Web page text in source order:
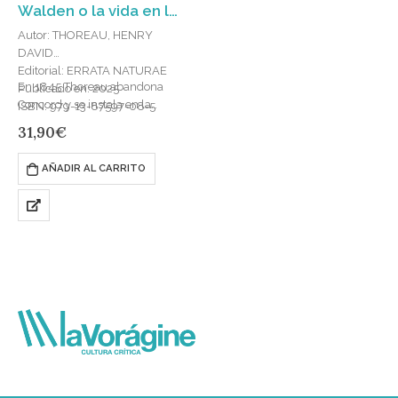
Walden o la vida en los bosques
Autor: THOREAU, HENRY
DAVID
Editorial: ERRATA NATURAE
Publicado en: 2025
ISBN: 979-13-87597-08-5
En 1845 Thoreau abandona
Concord y se instala en la
a la laguna de Walden. Pero
no…
31,90€
AÑADIR AL CARRITO